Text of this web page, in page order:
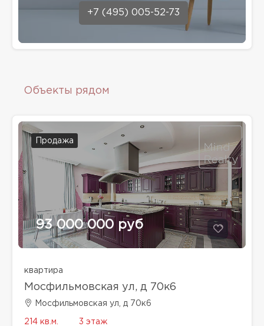
+7 (495) 005-52-73
Объекты рядом
Продажа
93 000 000 руб
квартира
Мосфильмовская ул, д 70к6
Мосфильмовская ул, д 70к6
214 кв.м. 3 этаж